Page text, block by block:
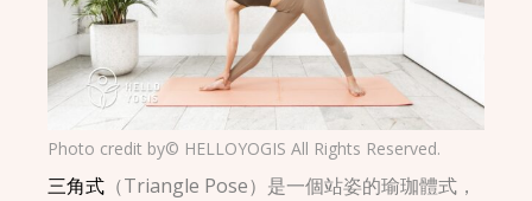
Photo credit by© HELLOYOGIS All Rights Reserved.
三角式 （Triangle Pose）是一個站姿的瑜珈體式，